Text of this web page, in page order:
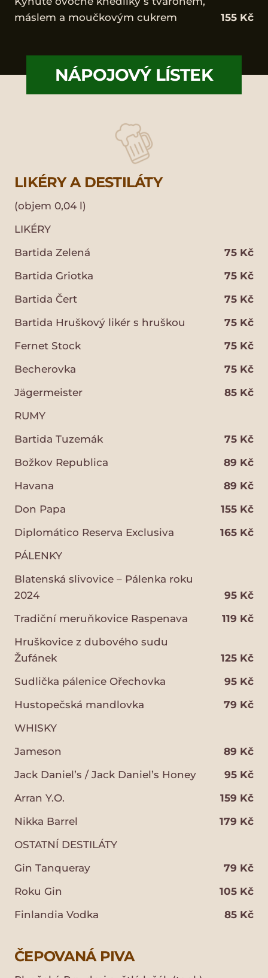
máslem a moučkovým cukrem
155 Kč
NÁPOJOVÝ LÍSTEK
LIKÉRY A DESTILÁTY
(objem 0,04 l)
LIKÉRY
Bartida Zelená
75 Kč
Bartida Griotka
75 Kč
Bartida Čert
75 Kč
Bartida Hruškový likér s hruškou
75 Kč
Fernet Stock
75 Kč
Becherovka
75 Kč
Jägermeister
85 Kč
RUMY
Bartida Tuzemák
75 Kč
Božkov Republica
89 Kč
Havana
89 Kč
Don Papa
155 Kč
Diplomático Reserva Exclusiva
165 Kč
PÁLENKY
Blatenská slivovice – Pálenka roku
2024
95 Kč
Tradiční meruňkovice Raspenava
119 Kč
Hruškovice z dubového sudu
Žufánek
125 Kč
Sudlička pálenice Ořechovka
95 Kč
Hustopečská mandlovka
79 Kč
WHISKY
Jameson
89 Kč
Jack Daniel’s / Jack Daniel’s Honey
95 Kč
Arran Y.O.
159 Kč
Nikka Barrel
179 Kč
OSTATNÍ DESTILÁTY
Gin Tanqueray
79 Kč
Roku Gin
105 Kč
Finlandia Vodka
85 Kč
ČEPOVANÁ PIVA